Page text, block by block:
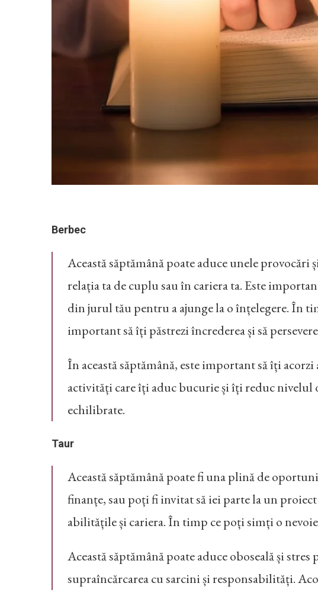
Berbec
Această săptămână poate aduce unele
relația ta de cuplu sau în cariera ta. Este
din jurul tău pentru a ajunge la o înțelegere. În
important să îți păstrezi încrederea și să
În această săptămână, este important să îți
activități care îți aduc bucurie și îți reduc nivelul
echilibrate.
Taur
Această săptămână poate fi una plină de
finanțe, sau poți fi invitat să iei parte la un
abilitățile și cariera. În timp ce poți simți o
Această săptămână poate aduce oboseală și
supraîncărcarea cu sarcini și responsabilități.